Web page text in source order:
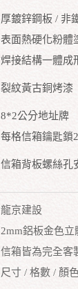
厚鍍鋅鋼板 / 非
表面熱硬化粉體
焊接結構一體成
裂紋黃古銅烤漆
8*2公分地址牌
每格信箱鑰匙鎖
信箱背板螺絲孔
龍京建設
2mm鋁板金色立
信箱皆為完全客
尺寸 / 格數 / 顏